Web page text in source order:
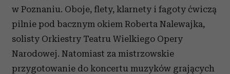
w Poznaniu. Oboje, flety, klarnety i fagoty ćwiczą
pilnie pod bacznym okiem Roberta Nalewajka,
solisty Orkiestry Teatru Wielkiego Opery
Narodowej. Natomiast za mistrzowskie
przygotowanie do koncertu muzyków grających